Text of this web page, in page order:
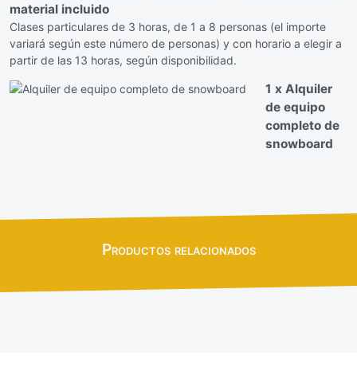
material incluido
Clases particulares de 3 horas, de 1 a 8 personas (el importe
variará según este número de personas) y con horario a elegir a
partir de las 13 horas, según disponibilidad.
1 x Alquiler
de equipo
completo de
snowboard
Productos relacionados